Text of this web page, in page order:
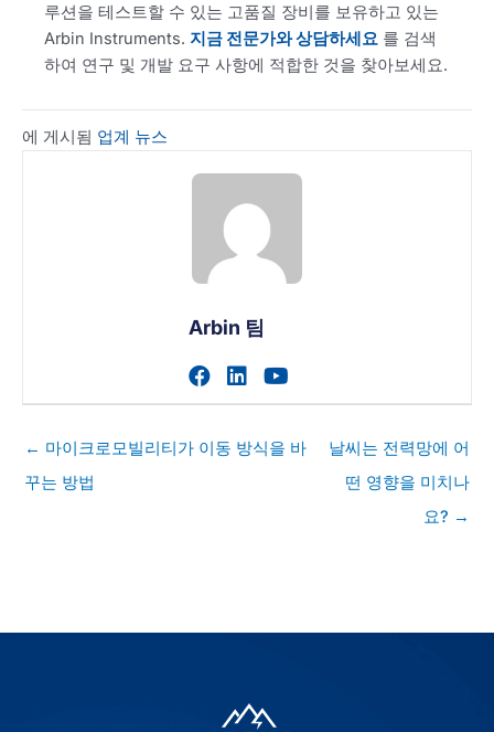
루션을 테스트할 수 있는 고품질 장비를 보유하고 있는
Arbin Instruments. 지금 전문가와 상담하세요 를 검색
하여 연구 및 개발 요구 사항에 적합한 것을 찾아보세요.
에 게시됨 업계 뉴스
Arbin 팀
작가의 facebook 프로필 방
작가의 linkedin 프로필
물
← 마이크로모빌리티가 이동 방식을 바
꾸는 방법
날씨는 전력망에 어
떤 영향을 미치나
요? →